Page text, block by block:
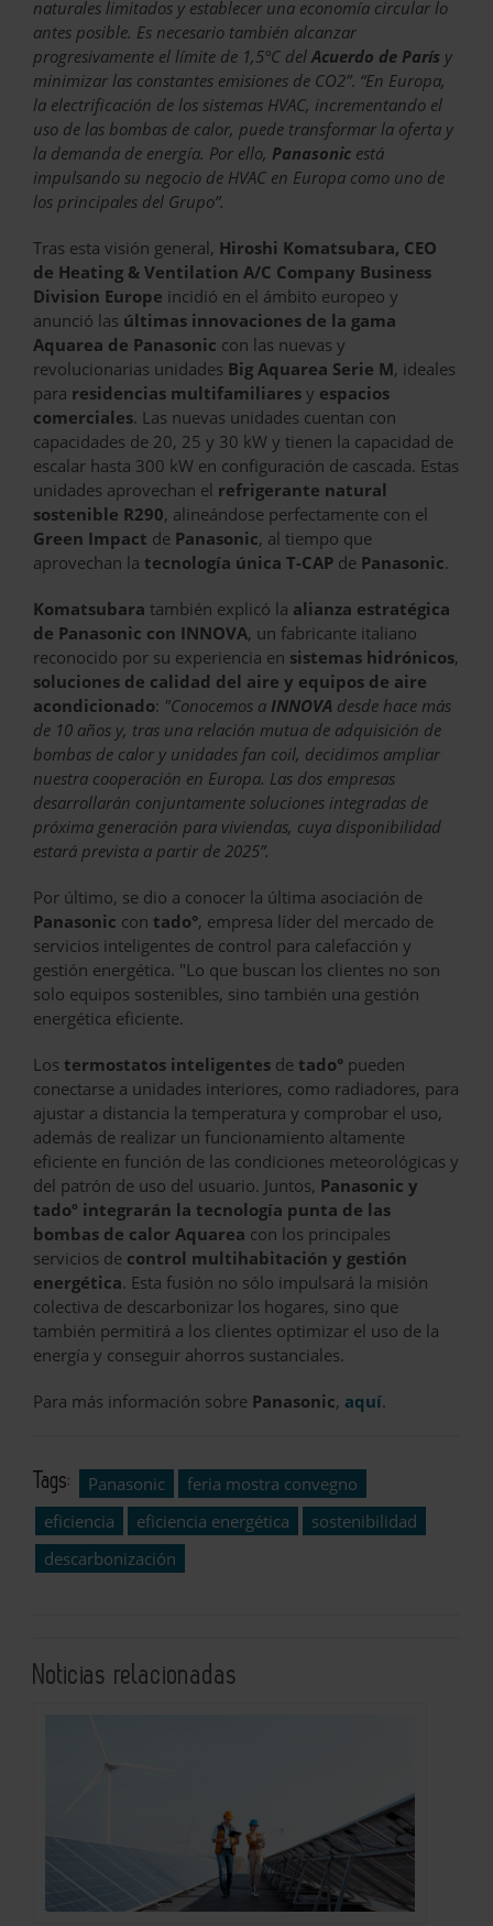
naturales limitados y establecer una economía circular lo
antes posible. Es necesario también alcanzar
progresivamente el límite de 1,5°C del Acuerdo de París y
minimizar las constantes emisiones de CO2”. “En Europa,
la electrificación de los sistemas HVAC, incrementando el
uso de las bombas de calor, puede transformar la oferta y
la demanda de energía. Por ello, Panasonic está
impulsando su negocio de HVAC en Europa como uno de
los principales del Grupo”.
Tras esta visión general, Hiroshi Komatsubara, CEO
de Heating & Ventilation A/C Company Business
Division Europe incidió en el ámbito europeo y
anunció las últimas innovaciones de la gama
Aquarea de Panasonic con las nuevas y
revolucionarias unidades Big Aquarea Serie M, ideales
para residencias multifamiliares y espacios
comerciales. Las nuevas unidades cuentan con
capacidades de 20, 25 y 30 kW y tienen la capacidad de
escalar hasta 300 kW en configuración de cascada. Estas
unidades aprovechan el refrigerante natural
sostenible R290, alineándose perfectamente con el
Green Impact de Panasonic, al tiempo que
aprovechan la tecnología única T-CAP de Panasonic.
Komatsubara también explicó la alianza estratégica
de Panasonic con INNOVA, un fabricante italiano
reconocido por su experiencia en sistemas hidrónicos,
soluciones de calidad del aire y equipos de aire
acondicionado: "Conocemos a INNOVA desde hace más
de 10 años y, tras una relación mutua de adquisición de
bombas de calor y unidades fan coil, decidimos ampliar
nuestra cooperación en Europa. Las dos empresas
desarrollarán conjuntamente soluciones integradas de
próxima generación para viviendas, cuya disponibilidad
estará prevista a partir de 2025”.
Por último, se dio a conocer la última asociación de
Panasonic con tado°, empresa líder del mercado de
servicios inteligentes de control para calefacción y
gestión energética. "Lo que buscan los clientes no son
solo equipos sostenibles, sino también una gestión
energética eficiente.
Los termostatos inteligentes de tado° pueden
conectarse a unidades interiores, como radiadores, para
ajustar a distancia la temperatura y comprobar el uso,
además de realizar un funcionamiento altamente
eficiente en función de las condiciones meteorológicas y
del patrón de uso del usuario. Juntos, Panasonic y
tadoº integrarán la tecnología punta de las
bombas de calor Aquarea con los principales
servicios de control multihabitación y gestión
energética. Esta fusión no sólo impulsará la misión
colectiva de descarbonizar los hogares, sino que
también permitirá a los clientes optimizar el uso de la
energía y conseguir ahorros sustanciales.
Para más información sobre Panasonic, aquí.
Tags: Panasonic
feria mostra convegno
eficiencia
eficiencia energética
sostenibilidad
descarbonización
Noticias relacionadas